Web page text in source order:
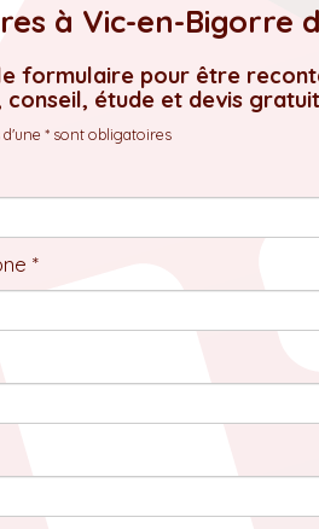
à Vic-en-Bigorre
formulaire pour être
conseil, étude et devis
d'une * sont obligatoires
*